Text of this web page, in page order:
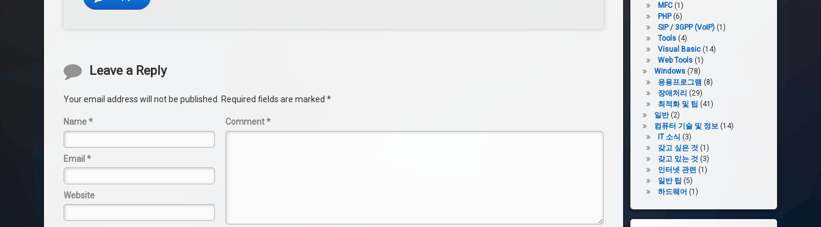
Leave a Reply
Your email address will not be published. Required fields are marked *
Comment*
Name*
Email *
Website
MFC(1)
PHP(6)
SIP / 3GPP (VoIP)(1)
Tools(4)
Visual Basic(14)
Web Tools(1)
Windows(78)
응용프로그램 (8)
장애처리 (29)
최적화 및 팁 (41)
일반(2)
컴퓨터 기술 및 정보(14)
IT 소식 (3)
갖고 싶은 것 (1)
갖고 있는 것 (3)
인터넷 관련 (1)
일반 팁 (5)
하드웨어 (1)